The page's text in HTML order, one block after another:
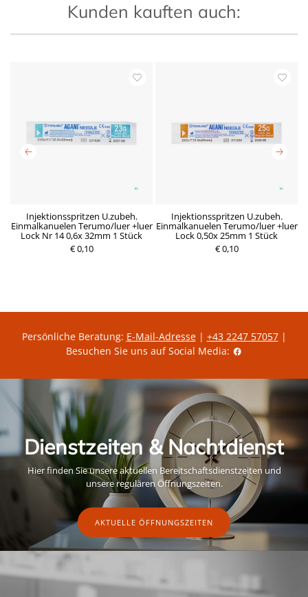
Kunden kauften auch:
Injektionsspritzen U.zubeh.
Einmalkanuelen Terumo/luer +luer
Lock Nr 14 0,6x 32mm 1 Stück
€ 0,10
Injektionsspritzen U.zubeh.
Einmalkanuelen Terumo/luer +luer
Lock 0,50x 25mm 1 Stück
€ 0,10
P
Persönliche Beratung: E-Mail-Adresse| +43 2247 57057|
Besuchen Sie uns auf Social Media:
Dienstzeiten & Nachtdienst
Hier finden Sie unsere aktuellen Bereitschaftsdienstzeiten und
unsere regulären Öffnungszeiten.
AKTUELLE ÖFFNUNGSZEITEN